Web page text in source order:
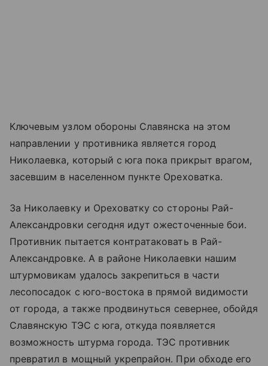
Ключевым узлом обороны Славянска на этом
направлении у противника является город
Николаевка, который с юга пока прикрыт врагом,
засевшим в населенном пункте Ореховатка.
За Николаевку и Ореховатку со стороны Рай-
Александровки сегодня идут ожесточенные бои.
Противник пытается контратаковать в Рай-
Александровке. А в районе Николаевки нашим
штурмовикам удалось закрепиться в части
лесопосадок с юго-востока в прямой видимости
от города, а также продвинуться севернее, обойдя
Славянскую ТЭС с юга, откуда появляется
возможность штурма города. ТЭС противник
превратил в мощный укрепрайон. При обходе его